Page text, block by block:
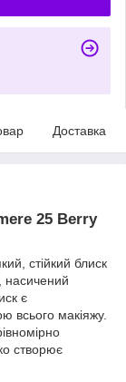
Доставка
25 Berry
стійкий блиск
насичений
є
всього макіяжу.
створює